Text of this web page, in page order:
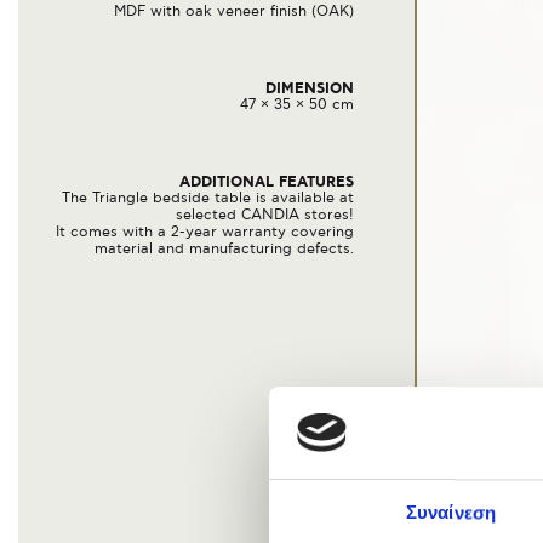
Συναίνεση
MDF with oak veneer finish (ΟΑΚ)
DIMENSION
47 × 35 × 50 cm
ADDITIONAL FEATURES
The Triangle bedside table is available at
selected CANDIA stores!
It comes with a 2-year warranty covering
material and manufacturing defects.